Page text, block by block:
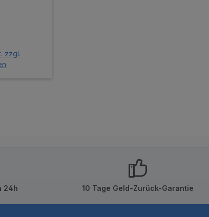
Preis:
zzgl.
24h 10 Tage Geld-Zurück-Garantie